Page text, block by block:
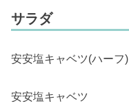
サラダ
安安塩キャベツ(ハーフ)
安安塩キャベツ